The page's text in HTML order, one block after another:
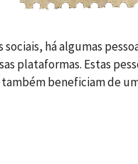
há algumas
plataformas. Estas
também beneficiam de